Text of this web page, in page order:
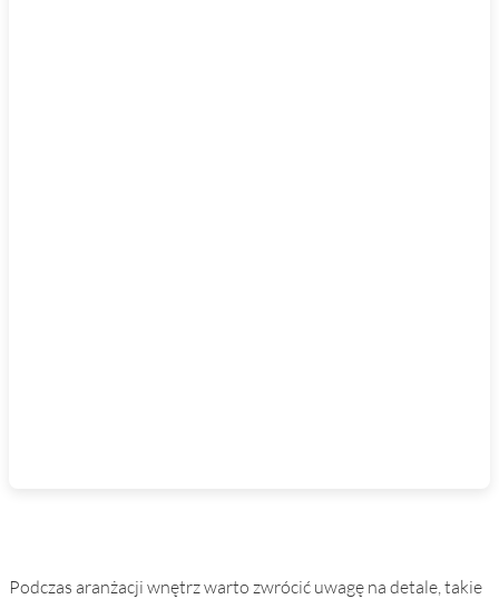
Podczas aranżacji wnętrz warto zwrócić uwagę na detale, takie